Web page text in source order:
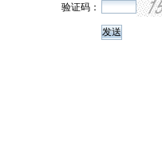
验证码：